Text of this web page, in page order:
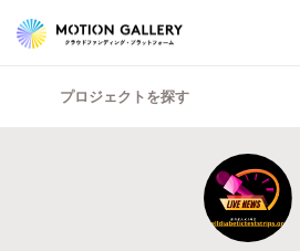
プロジェクトを探す